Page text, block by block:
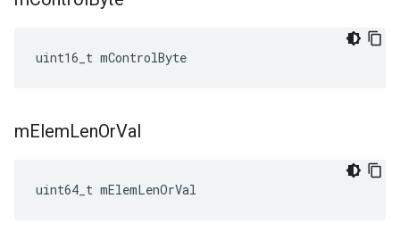
uint16_t mControlByte
mElemLenOrVal
uint64_t mElemLenOrVal